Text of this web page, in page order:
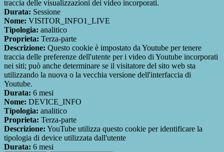
traccia delle visualizzazioni dei video incorporati.
Durata: Sessione
Nome: VISITOR_INFO1_LIVE
Tipologia: analitico
Proprieta: Terza-parte
Descrizione: Questo cookie è impostato da Youtube per tenere
traccia delle preferenze dell'utente per i video di Youtube incorporati
nei siti; può anche determinare se il visitatore del sito web sta
utilizzando la nuova o la vecchia versione dell'interfaccia di
Youtube.
Durata: 6 mesi
Nome: DEVICE_INFO
Tipologia: analitico
Proprieta: Terza-parte
Descrizione: YouTube utilizza questo cookie per identificare la
tipologia di device utilizzata dall'utente
Durata: 6 mesi